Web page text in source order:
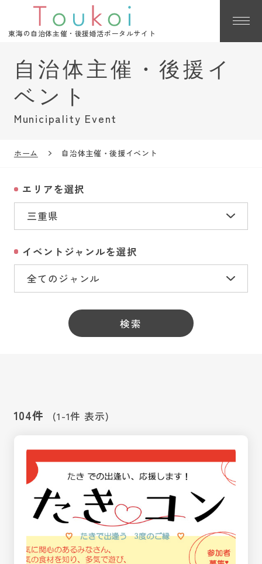
東海の自治体主催・後援婚活ポータルサイト
Municipality Event
ホーム 自治体主催・後援イベント
エリアを選択
イベントジャンルを選択
104件 (1-1件 表示)